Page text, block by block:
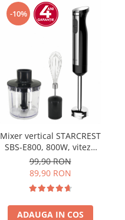
-10%
Mixer vertical STARCREST
SBS-E800, 800W, viteza
variabila, tocator, tel,
cana de mixat,
negru/inox
99,90 RON
89,90 RON
ADAUGA IN COS